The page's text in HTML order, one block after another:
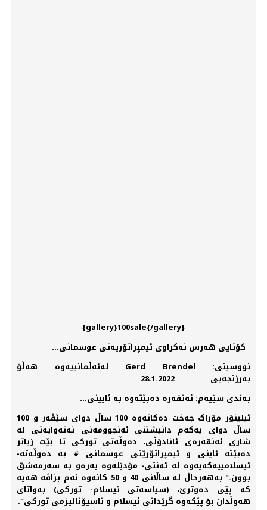
{gallery}100sale{/gallery}
کۆتایی ھەرس نەکراوی ئیمپراتۆریەتی عوسمانی...
نووسینی: Gerd Brendel لەئەڵمانییەوە هەڵۆ
بەرزنجەیی 28.1.2022
بەندی سێیەم: ئەنقەرە دەبێتەوە بە ئایینی...
ئیلینۆر مۆراک جەخت دەکاتەوە 100 ساڵ دوای سێڤەر و 100
ساڵ دوای یەکەم دانیشتنی ئەنجوومەنی نەتەوایەتی لە
شاری ئەنقەرەی ئانادۆڵی، دەوڵەتی تورکی تا بێت زیاتر
دەبێتە ئاینی و ئیمپراتۆرێتی عوسمانی # بە دەوڵەتە-
ئیسلامییەکەیەوە لە ئەنتی- مۆدێلەوە بەرەو بە سەرمەشق
بوون." بەهەرحاڵ لە ساڵانی 40 و 50 کانەوە ئەم بزاڤە ھەیە
کە پێی دەوترێ، (سیاسەتی ئیسلام- تورکی) بەواتای
ھەوڵدان بۆ پێکەوە گرێدانی ئیسلام و ناسیۆنالیزمی تورکی".